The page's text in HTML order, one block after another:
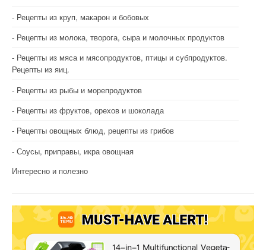
Рецепты из круп, макарон и бобовых
Рецепты из молока, творога, сыра и молочных продуктов
Рецепты из мяса и мясопродуктов, птицы и субпродуктов.
Рецепты из яиц.
Рецепты из рыбы и морепродуктов
Рецепты из фруктов, орехов и шоколада
Рецепты овощных блюд, рецепты из грибов
Соусы, приправы, икра овощная
Интересно и полезно